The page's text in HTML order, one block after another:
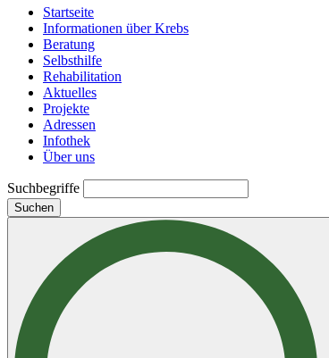
Startseite
Informationen über Krebs
Beratung
Selbsthilfe
Rehabilitation
Aktuelles
Projekte
Adressen
Infothek
Über uns
Suchbegriffe
Suchen